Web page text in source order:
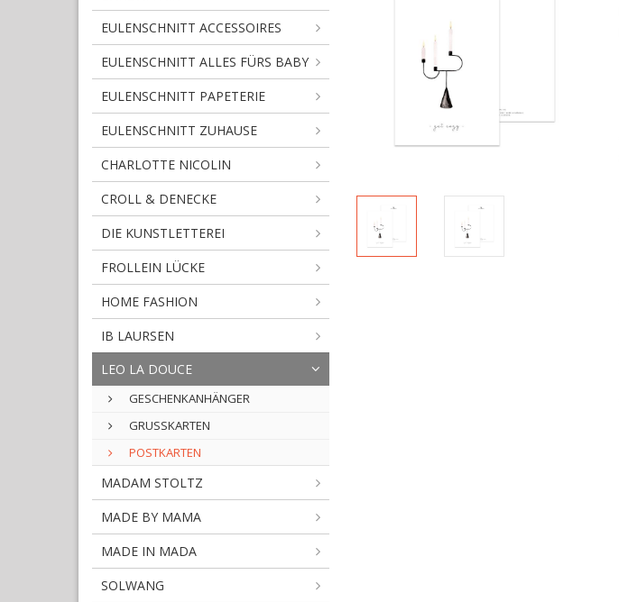
EULENSCHNITT ACCESSOIRES
EULENSCHNITT ALLES FÜRS BABY
EULENSCHNITT PAPETERIE
EULENSCHNITT ZUHAUSE
CHARLOTTE NICOLIN
CROLL & DENECKE
DIE KUNSTLETTEREI
FROLLEIN LÜCKE
HOME FASHION
IB LAURSEN
LEO LA DOUCE
GESCHENKANHÄNGER
GRUSSKARTEN
POSTKARTEN
MADAM STOLTZ
MADE BY MAMA
MADE IN MADA
SOLWANG